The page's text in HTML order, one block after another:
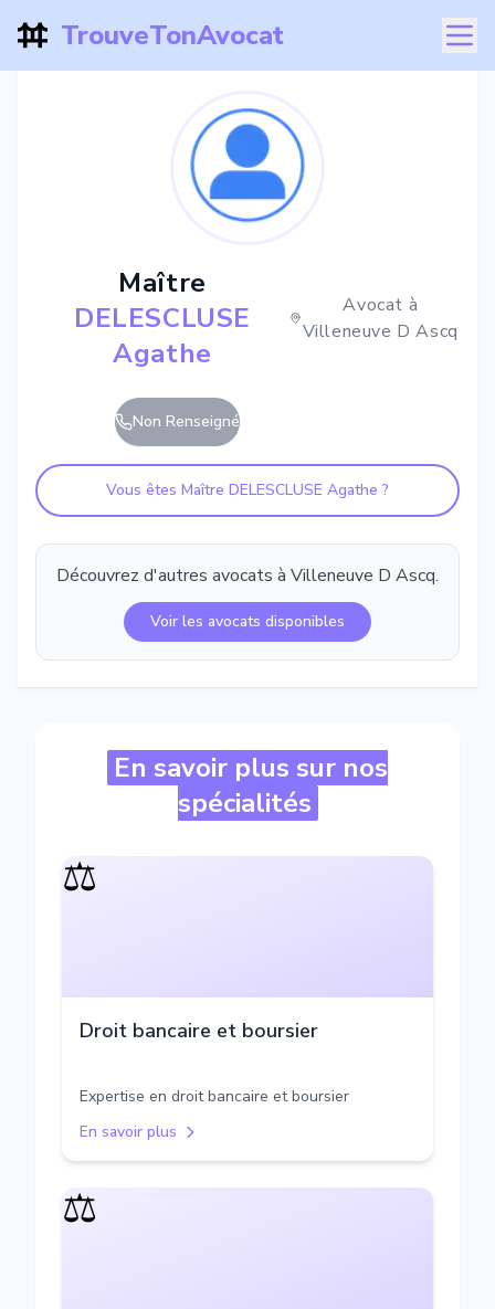
TrouveTonAvocat
Maître
DELESCLUSE
Agathe
Avocat à
Villeneuve D Ascq
Non Renseigné
Vous êtes Maître DELESCLUSE Agathe ?
Découvrez d'autres avocats à Villeneuve D Ascq.
Voir les avocats disponibles
En savoir plus sur nos
spécialités
⚖️
Droit bancaire et boursier
Expertise en droit bancaire et boursier
En savoir plus
⚖️